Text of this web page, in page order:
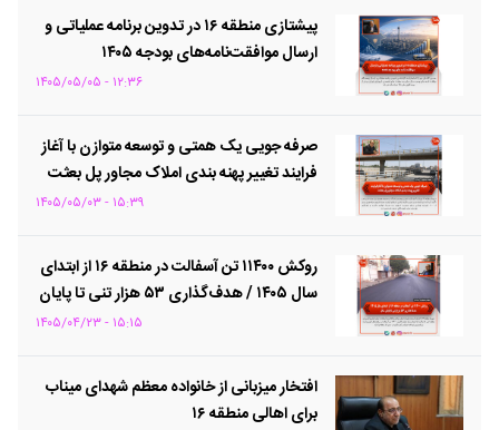
پیشتازی منطقه ۱۶ در تدوین برنامه عملیاتی و
ارسال موافقت‌نامه‌های بودجه ۱۴۰۵
۱۲:۳۶ - ۱۴۰۵/۰۵/۰۵
صرفه جویی یک همتی و توسعه متوازن با آغاز
فرایند تغییر پهنه بندی املاک مجاور پل بعثت
۱۵:۳۹ - ۱۴۰۵/۰۵/۰۳
روکش ۱۱۴۰۰ تن آسفالت در منطقه ۱۶ از ابتدای
سال ۱۴۰۵ / هدف‌گذاری ۵۳ هزار تنی تا پایان
۱۵:۱۵ - ۱۴۰۵/۰۴/۲۳
افتخار میزبانی از خانواده معظم شهدای میناب
برای اهالی منطقه ۱۶